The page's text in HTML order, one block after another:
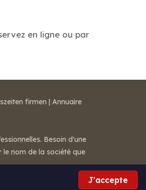
en ligne ou par
J'accepte
firmen | Annuaire
Besoin d'une
le nom de la société que